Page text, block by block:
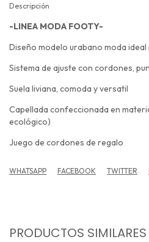
Descripción
-LINEA MODA FOOTY-
Diseño modelo urabano moda ideal
Sistema de ajuste con cordones,
Suela liviana, comoda y versatil
Capellada confeccionada en
ecológico)
Juego de cordones de regalo
WHATSAPP FACEBOOK TWITTER
PRODUCTOS SIMILARES